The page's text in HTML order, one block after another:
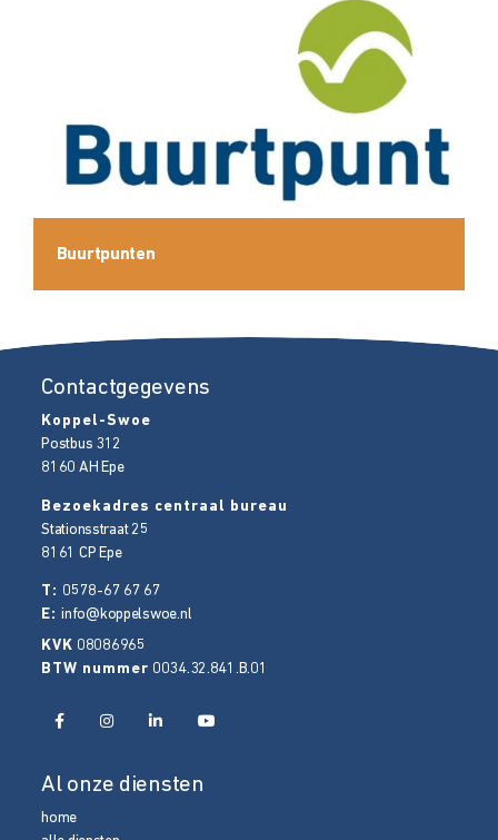
Buurtpunten
Contactgegevens
Koppel-Swoe
Postbus 312
8160 AH Epe
Bezoekadres centraal bureau
Stationsstraat 25
8161 CP Epe
T: 0578-67 67 67
E:info@koppelswoe.nl
KVK 08086965
BTW nummer 0034.32.841.B.01
Al onze diensten
home